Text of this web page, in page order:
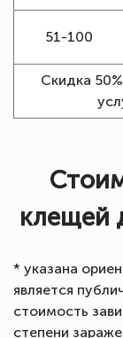
51-100
Скидка
клещей
* указана
является
стоимость
степени